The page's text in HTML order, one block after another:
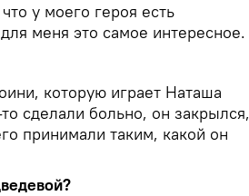
у моего героя есть
меня это самое интересное.
которую играет Наташа
сделали больно, он закрылся,
принимали таким, какой он